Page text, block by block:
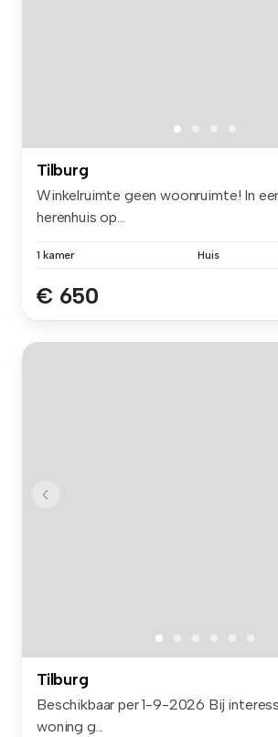
Tilburg
Winkelruimte geen woonruimte! In
herenhuis op...
1 kamer Huis
€ 650
Tilburg
Beschikbaar per 1-9-2026 Bij
woning g...